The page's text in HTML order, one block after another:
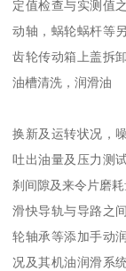
定值检查与实测值
动轴，蜗轮蜗杆等
齿轮传动箱上盖拆
油槽清洗，润滑油
换新及运转状况，
吐出油量及压力测
刹间隙及来令片磨
滑快导轨与导路之
轮轴承等添加手动
况及其机油润滑系